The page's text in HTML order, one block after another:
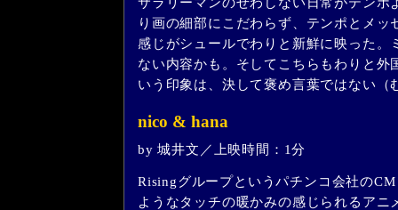
り画の細部にこだわらず、テンポとメッ
感じがシュールでわりと新鮮に映った。
ない内容かも。そしてこちらもわりと外
いう印象は、決して褒め言葉ではない（
nico & hana
by 城井文／上映時間：1分
Risingグループというパチンコ会社の
ようなタッチの暖かみの感じられるアニ